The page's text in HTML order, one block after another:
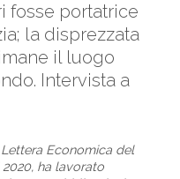
fosse portatrice
la disprezzata
il luogo
Intervista a
Economica del
ha lavorato